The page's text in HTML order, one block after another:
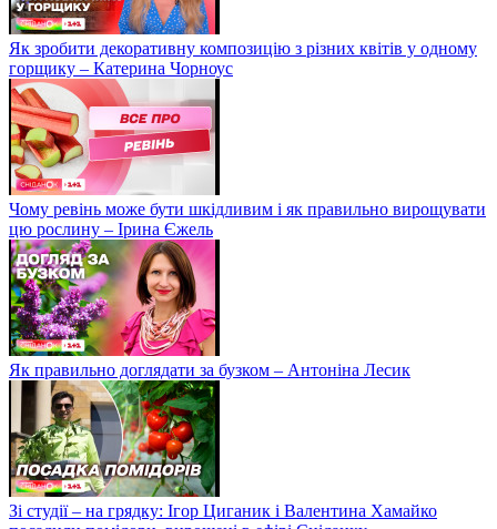
Як зробити декоративну композицію з різних квітів у одному
горщику – Катерина Чорноус
Чому ревінь може бути шкідливим і як правильно вирощувати
цю рослину – Ірина Єжель
Як правильно доглядати за бузком – Антоніна Лесик
Зі студії – на грядку: Ігор Циганик і Валентина Хамайко